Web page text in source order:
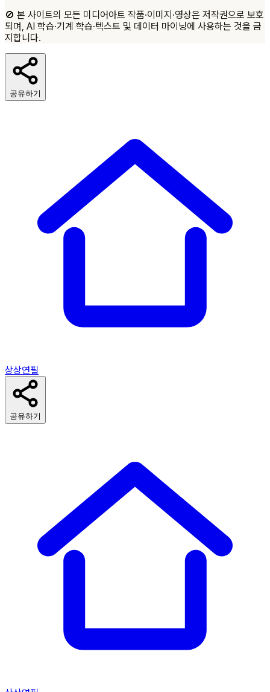
🚫 본 사이트의 모든 미디어아트 작품·이미지·영상은 저작권으로 보호
되며, AI 학습·기계 학습·텍스트 및 데이터 마이닝에 사용하는 것을 금
지합니다.
공유하기
상상연필
공유하기